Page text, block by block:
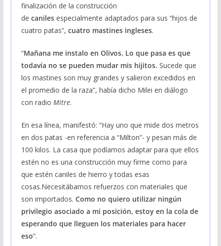
finalización de la construcción
de caniles especialmente adaptados para sus “hijos de
cuatro patas”, cuatro mastines ingleses.
“Mañana me instalo en Olivos. Lo que pasa es que
todavía no se pueden mudar mis hijitos. Sucede que
los mastines son muy grandes y salieron excedidos en
el promedio de la raza”, había dicho Milei en diálogo
con radio Mitre.
En esa línea, manifestó: “Hay uno que mide dos metros
en dos patas -en referencia a “Milton”- y pesan más de
100 kilos. La casa que podíamos adaptar para que ellos
estén no es una construcción muy firme como para
que estén caniles de hierro y todas esas
cosas.Necesitábamos refuerzos con materiales que
son importados. Como no quiero utilizar ningún
privilegio asociado a mi posición, estoy en la cola de
esperando que lleguen los materiales para hacer
eso”.